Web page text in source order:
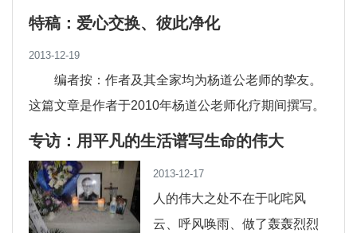
一书中向我们阐述了信仰就...
特稿：爱心交换、彼此净化
2013-12-19
编者按：作者及其全家均为杨道公老师的挚友。
这篇文章是作者于2010年杨道公老师化疗期间撰写。
为保护杨老师，让杨老师能够配合医生的方...
专访：用平凡的生活谱写生命的伟大
2013-12-17
人的伟大之处不在于叱咤风
云、呼风唤雨、做了轰轰烈烈